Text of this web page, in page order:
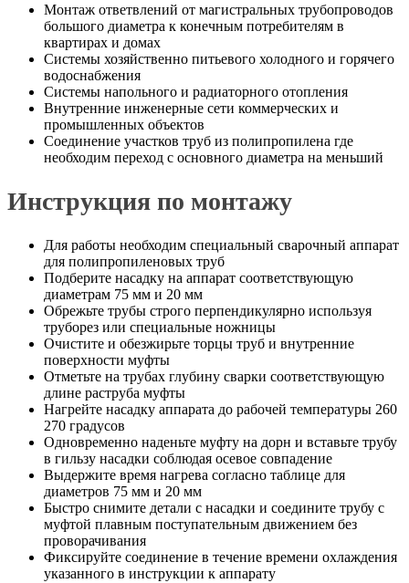
Монтаж ответвлений от магистральных трубопроводов
большого диаметра к конечным потребителям в
квартирах и домах
Системы хозяйственно питьевого холодного и горячего
водоснабжения
Системы напольного и радиаторного отопления
Внутренние инженерные сети коммерческих и
промышленных объектов
Соединение участков труб из полипропилена где
необходим переход с основного диаметра на меньший
Инструкция по монтажу
Для работы необходим специальный сварочный аппарат
для полипропиленовых труб
Подберите насадку на аппарат соответствующую
диаметрам 75 мм и 20 мм
Обрежьте трубы строго перпендикулярно используя
труборез или специальные ножницы
Очистите и обезжирьте торцы труб и внутренние
поверхности муфты
Отметьте на трубах глубину сварки соответствующую
длине раструба муфты
Нагрейте насадку аппарата до рабочей температуры 260
270 градусов
Одновременно наденьте муфту на дорн и вставьте трубу
в гильзу насадки соблюдая осевое совпадение
Выдержите время нагрева согласно таблице для
диаметров 75 мм и 20 мм
Быстро снимите детали с насадки и соедините трубу с
муфтой плавным поступательным движением без
проворачивания
Фиксируйте соединение в течение времени охлаждения
указанного в инструкции к аппарату